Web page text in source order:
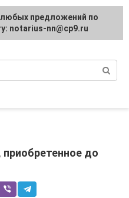
до
предложений по
notarius-nn@cp9.ru